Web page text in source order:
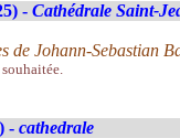
- Cathédrale Saint-
Johann-Sebastian
- cathedrale